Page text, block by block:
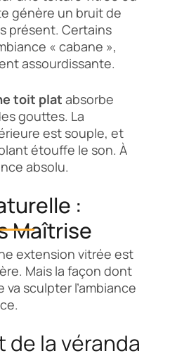
génère un bruit de
présent. Certains
« cabane »,
assourdissante.
toit plat absorbe
gouttes. La
est souple, et
étouffe le son. À
absolu.
:
Maîtrise
extension vitrée est
Mais la façon dont
sculpter l’ambiance
de la véranda